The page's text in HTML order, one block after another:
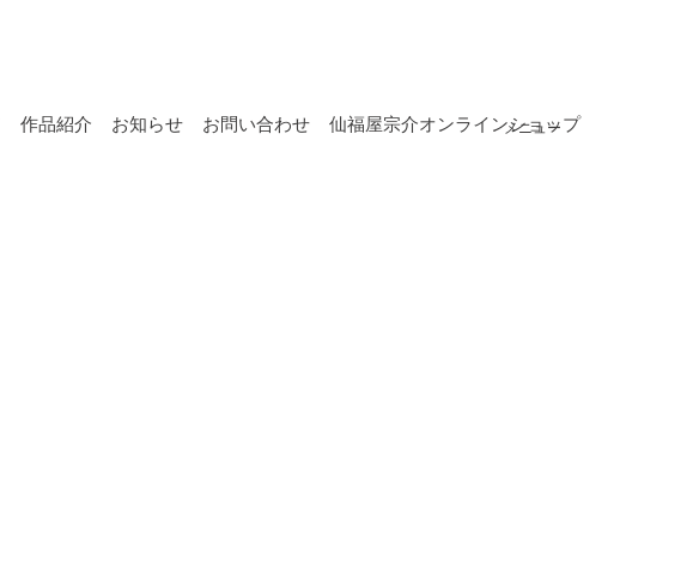
メニュー
作品紹介 お知らせ お問い合わせ 仙福屋宗介オンラインショップ